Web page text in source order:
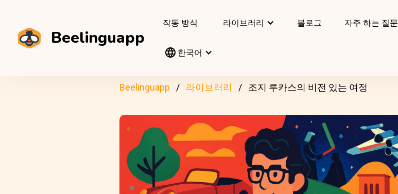
Beelinguapp
작동 방식 라이브러리 블로그 자주 하는 질문
한국어
Beelinguapp 라이브러리 조지 루카스의 비전 있는 여정